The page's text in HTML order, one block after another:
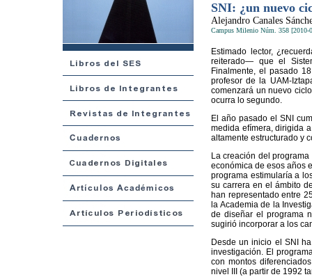
SNI: ¿un nuevo
Alejandro Canales
Campus Milenio Núm. 358 [2010-
Estimado lector,
reiterado— que el
Finalmente, el pasado
profesor de la UAM-
comenzará un nuevo
ocurra lo segundo.
El año pasado el SNI
medida efímera, dirigida
altamente estructurado y
La creación del
económica de esos años
programa estimularía a
su carrera en el ámbito
han representado entre
la Academia de la
de diseñar el programa
sugirió incorporar a los
Desde un inicio el SNI
investigación. El
con montos
nivel III (a partir de 1992